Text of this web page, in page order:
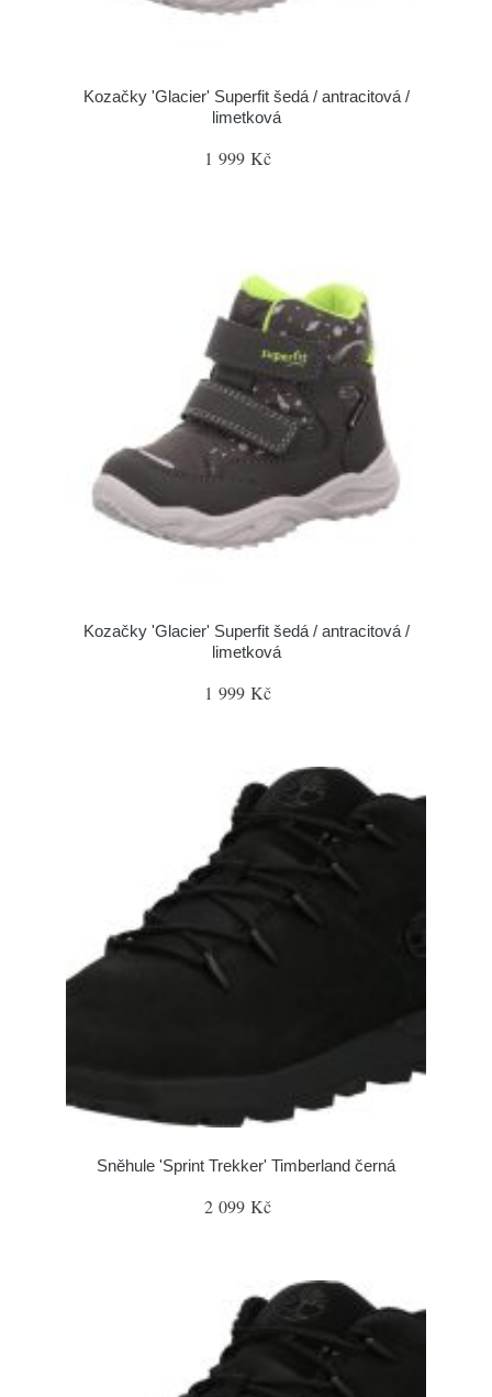
Kozačky 'Glacier' Superfit šedá / antracitová /
limetková
1 999 Kč
Kozačky 'Glacier' Superfit šedá / antracitová /
limetková
1 999 Kč
Sněhule 'Sprint Trekker' Timberland černá
2 099 Kč